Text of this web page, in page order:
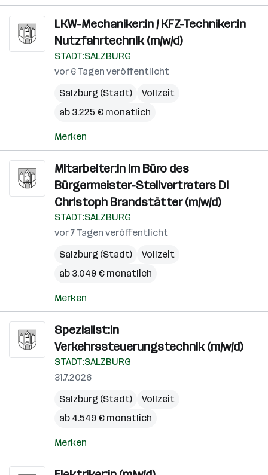
LKW-Mechaniker:in / KFZ-Techniker:in
Nutzfahrtechnik (m/w/d)
STADT:SALZBURG
vor 6 Tagen veröffentlicht
Salzburg (Stadt)
Vollzeit
ab 3.225 € monatlich
Merken
Mitarbeiter:in im Büro des
Bürgermeister-Stellvertreters DI
Christoph Brandstätter (m/w/d)
STADT:SALZBURG
vor 7 Tagen veröffentlicht
Salzburg (Stadt)
Vollzeit
ab 3.049 € monatlich
Merken
Spezialist:in
Verkehrssteuerungstechnik (m/w/d)
STADT:SALZBURG
31.7.2026
Salzburg (Stadt)
Vollzeit
ab 4.549 € monatlich
Merken